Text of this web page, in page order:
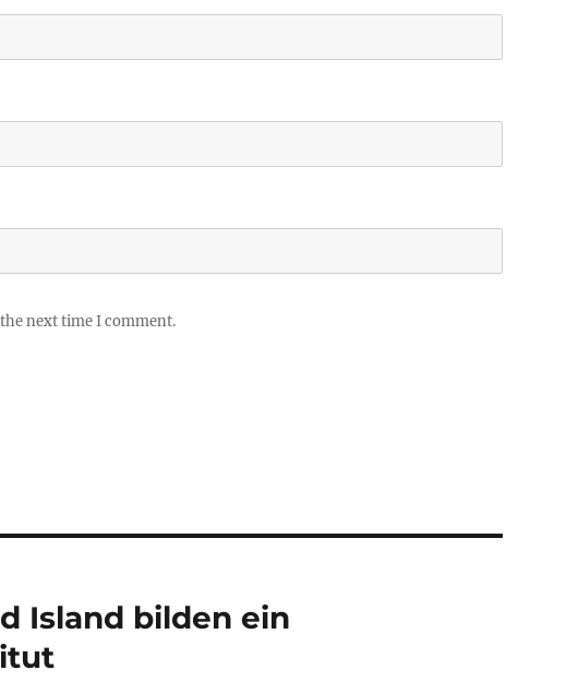
next time I comment.
Island bilden ein